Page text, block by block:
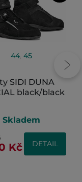
44, 45
SIDI DUNA
black/black
Skladem
Kč DETAIL